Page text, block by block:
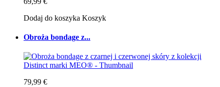
Dodaj do koszyka Koszyk
Obroża bondage z...
79,99 €